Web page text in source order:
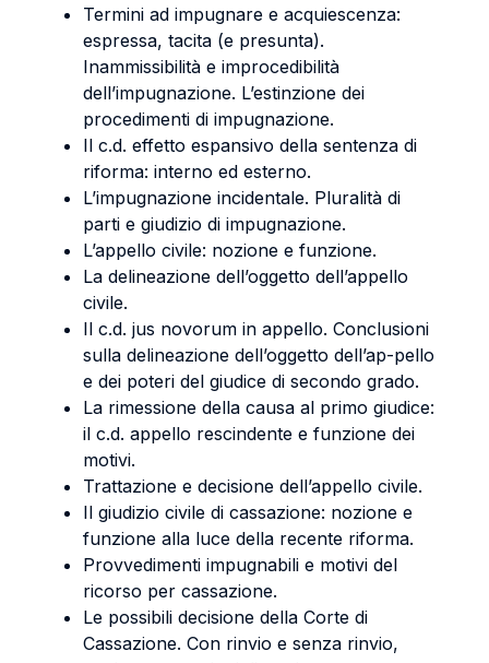
Termini ad impugnare e acquiescenza:
espressa, tacita (e presunta).
Inammissibilità e improcedibilità
dell’impugnazione. L’estinzione dei
procedimenti di impugnazione.
Il c.d. effetto espansivo della sentenza di
riforma: interno ed esterno.
L’impugnazione incidentale. Pluralità di
parti e giudizio di impugnazione.
L’appello civile: nozione e funzione.
La delineazione dell’oggetto dell’appello
civile.
Il c.d. jus novorum in appello. Conclusioni
sulla delineazione dell’oggetto dell’ap-pello
e dei poteri del giudice di secondo grado.
La rimessione della causa al primo giudice:
il c.d. appello rescindente e funzione dei
motivi.
Trattazione e decisione dell’appello civile.
Il giudizio civile di cassazione: nozione e
funzione alla luce della recente riforma.
Provvedimenti impugnabili e motivi del
ricorso per cassazione.
Le possibili decisione della Corte di
Cassazione. Con rinvio e senza rinvio,